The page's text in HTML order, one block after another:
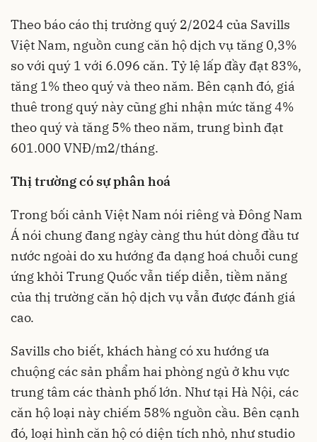
Theo báo cáo thị trường quý 2/2024 của Savills
Việt Nam, nguồn cungcăn hộ dịch vụtăng 0,3%
so với quý 1 với 6.096 căn. Tỷ lệ lấp đầy đạt 83%,
tăng 1% theo quý và theo năm. Bên cạnh đó, giá
thuê trong quý này cũng ghi nhận mức tăng 4%
theo quý và tăng 5% theo năm, trung bình đạt
601.000 VNĐ/m2/tháng.
Thị trường có sự phân hoá
Trong bối cảnh Việt Nam nói riêng và Đông Nam
Á nói chung đang ngày càng thu hút dòng đầu tư
nước ngoài do xu hướng đa dạng hoá chuỗi cung
ứng khỏi Trung Quốc vẫn tiếp diễn, tiềm năng
của thị trường căn hộ dịch vụ vẫn được đánh giá
cao.
Savills cho biết, khách hàng có xu hướng ưa
chuộng các sản phẩm hai phòng ngủ ở khu vực
trung tâm các thành phố lớn. Như tại Hà Nội, các
căn hộ loại này chiếm 58% nguồn cầu. Bên cạnh
đó, loại hình căn hộ có diện tích nhỏ, như studio